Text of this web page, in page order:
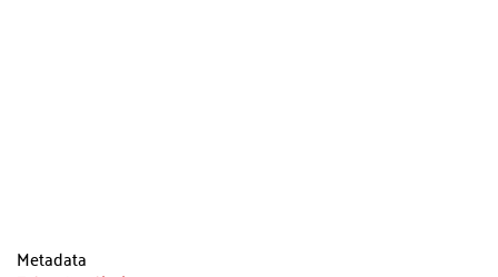
Metadata